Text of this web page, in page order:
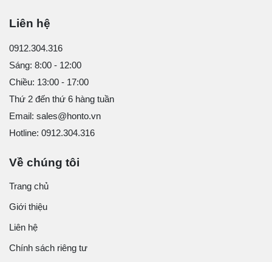
Liên hệ
0912.304.316
Sáng: 8:00 - 12:00
Chiều: 13:00 - 17:00
Thứ 2 đến thứ 6 hàng tuần
Email: sales@honto.vn
Hotline: 0912.304.316
Về chúng tôi
Trang chủ
Giới thiệu
Liên hệ
Chính sách riêng tư